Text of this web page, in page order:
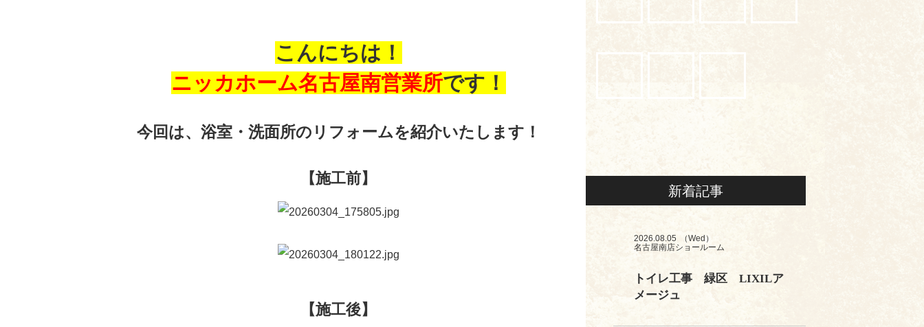
こんにちは！
ニッカホーム名古屋南営業所です！
今回は、浴室・洗面所のリフォームを紹介いたします！
【施工前】
【施工後】
新着記事
2026.08.05
（Wed）
名古屋南店ショールーム
トイレ工事 緑区 LIXILア
メージュ